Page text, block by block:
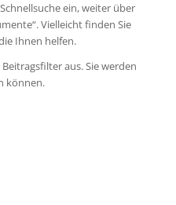
ein, weiter über
Vielleicht finden Sie
Ihnen helfen.
aus. Sie werden
können.